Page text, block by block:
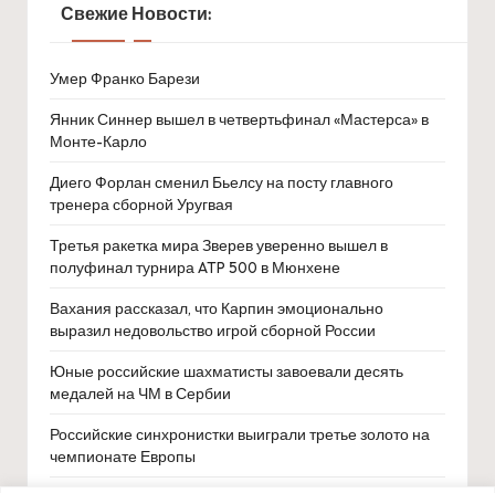
Свежие Новости:
Умер Франко Барези
Янник Синнер вышел в четвертьфинал «Мастерса» в
Монте-Карло
Диего Форлан сменил Бьелсу на посту главного
тренера сборной Уругвая
Третья ракетка мира Зверев уверенно вышел в
полуфинал турнира ATP 500 в Мюнхене
Вахания рассказал, что Карпин эмоционально
выразил недовольство игрой сборной России
Юные российские шахматисты завоевали десять
медалей на ЧМ в Сербии
Российские синхронистки выиграли третье золото на
чемпионате Европы